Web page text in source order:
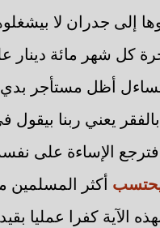
إلى جدران لا
كل شهر مائة
أظل مستأجر بدي
يعني ربنا بيقول
الإساءة على
أكثر المسلمين
الآية كفرا عمليا